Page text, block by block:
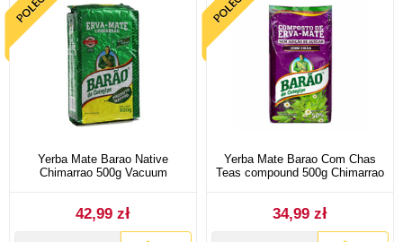
Yerba Mate Barao Native
Chimarrao 500g Vacuum
42,99 zł
Yerba Mate Barao Com Chas
Teas compound 500g Chimarrao
34,99 zł